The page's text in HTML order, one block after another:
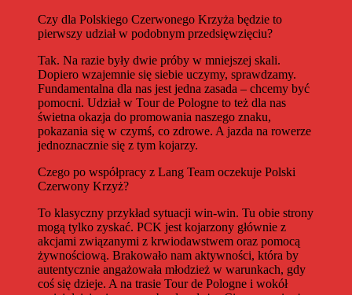
Czy dla Polskiego Czerwonego Krzyża będzie to
pierwszy udział w podobnym przedsięwzięciu?
Tak. Na razie były dwie próby w mniejszej skali.
Dopiero wzajemnie się siebie uczymy, sprawdzamy.
Fundamentalna dla nas jest jedna zasada – chcemy być
pomocni. Udział w Tour de Pologne to też dla nas
świetna okazja do promowania naszego znaku,
pokazania się w czymś, co zdrowe. A jazda na rowerze
jednoznacznie się z tym kojarzy.
Czego po współpracy z Lang Team oczekuje Polski
Czerwony Krzyż?
To klasyczny przykład sytuacji win-win. Tu obie strony
mogą tylko zyskać. PCK jest kojarzony głównie z
akcjami związanymi z krwiodawstwem oraz pomocą
żywnościową. Brakowało nam aktywności, która by
autentycznie angażowała młodzież w warunkach, gdy
coś się dzieje. A na trasie Tour de Pologne i wokół